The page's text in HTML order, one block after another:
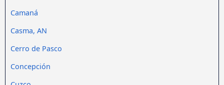
Camaná
Casma, AN
Cerro de Pasco
Concepción